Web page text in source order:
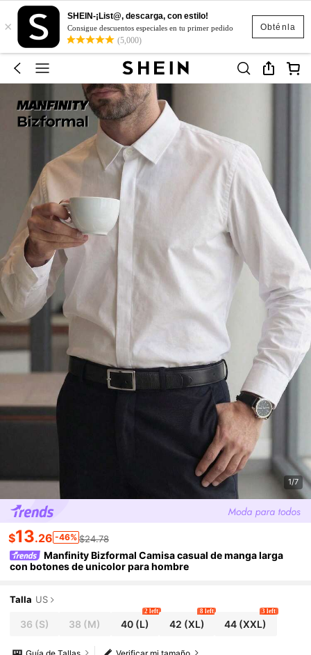
Obténla
×
SHEIN-¡List@, descarga, con estilo!
Consigue descuentos especiales en tu primer pedido
(5,000)
1/7
$13.26 -46% $24.78
Manfinity Bizformal Camisa casual de manga larga
con botones de unicolor para hombre
Talla US
36 (S) 38 (M) 40(L)
2 left
42 (XL)
8 left
44 (XXL)
3 left